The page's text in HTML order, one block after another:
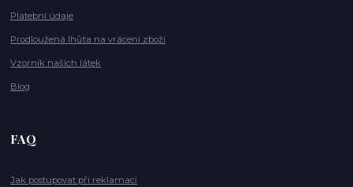
Platební údaje
Prodloužená lhůta na vrácení zboží
Vzorník našich látek
Blog
FAQ
Jak postupovat při reklamaci